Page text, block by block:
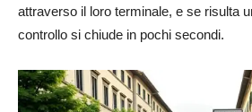
attraverso il loro terminale, e se risulta
controllo si chiude in pochi secondi.